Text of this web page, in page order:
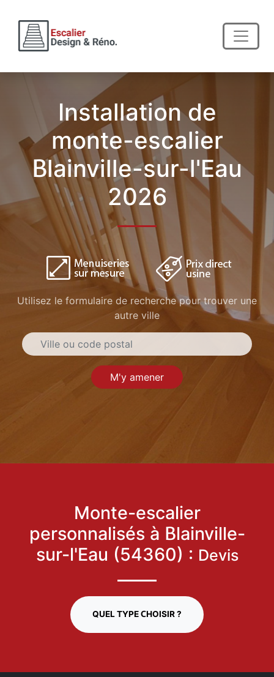
Installation de
monte-escalier
Blainville-sur-l'Eau
2026
Utilisez le formulaire de recherche pour trouver une
autre ville
M'y amener
Monte-escalier
personnalisés à Blainville-
sur-l'Eau (54360) : Devis
QUEL TYPE CHOISIR ?